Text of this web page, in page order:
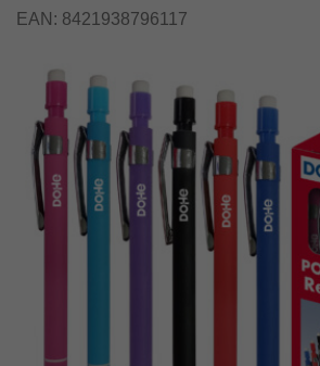
EAN: 8421938796117